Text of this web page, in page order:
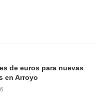
de euros para nuevas
en Arroyo